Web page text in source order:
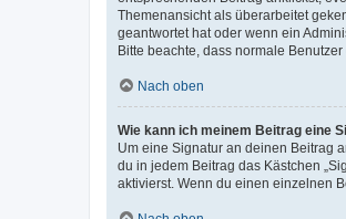
Themenansicht als überarbeitet
geantwortet hat oder wenn ein
Bitte beachte, dass normale
Nach oben
Wie kann ich meinem Beitrag eine
Um eine Signatur an deinen Beitrag
du in jedem Beitrag das Kästchen
aktivierst. Wenn du einen einzelnen